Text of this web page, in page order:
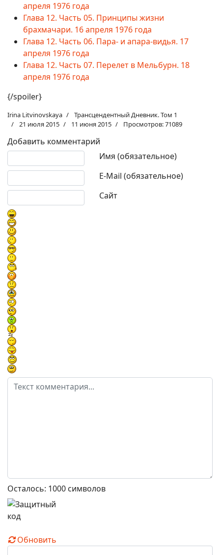
апреля 1976 года
Глава 12. Часть 05. Принципы жизни
брахмачари. 16 апреля 1976 года
Глава 12. Часть 06. Пара- и апара-видья. 17
апреля 1976 года
Глава 12. Часть 07. Перелет в Мельбурн. 18
апреля 1976 года
{/spoiler}
Irina Litvinovskaya
Трансцендентный Дневник. Том 1
21 июля 2015
11 июня 2015 Просмотров: 71089
Добавить комментарий
Имя (обязательное)
E-Mail (обязательное)
Сайт
Текст комментария
Осталось: 1000 символов
Обновить